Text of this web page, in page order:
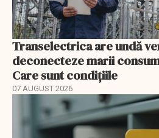
Transelectrica are undă
deconecteze marii
Care sunt condițiile
07 AUGUST 2026